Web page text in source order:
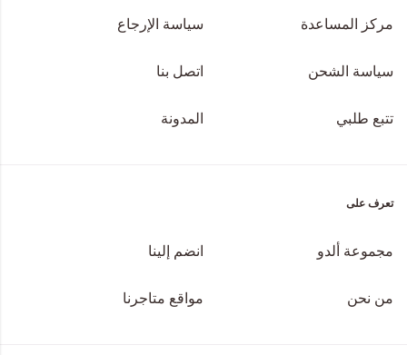
مركز المساعدة سياسة الإرجاع
سياسة الشحن اتصل بنا
تتبع طلبي المدونة
تعرف على
مجموعة ألدو انضم إلينا
من نحن مواقع متاجرنا